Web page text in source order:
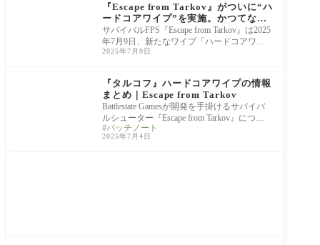
『Escape from Tarkov』がついに“ハ
ードコアワイプ”を実施。かつてない
ほど過酷な戦場が始まる
サバイバルFPS『Escape from Tarkov』は2025
年7月9日、新たなワイプ「ハードコアワイ
プ」を実施した。かつてない難易度を誇る
2025年7月9日
『タルコフ』ハードコアワイプの情報
まとめ｜Escape from Tarkov
Battlestate Gamesが開発を手掛けるサバイバ
ルシューター『Escape from Tarkov』につい
て、ハードコアワイプの詳細をまとめて紹
介していきま
パッチノート
2025年7月4日